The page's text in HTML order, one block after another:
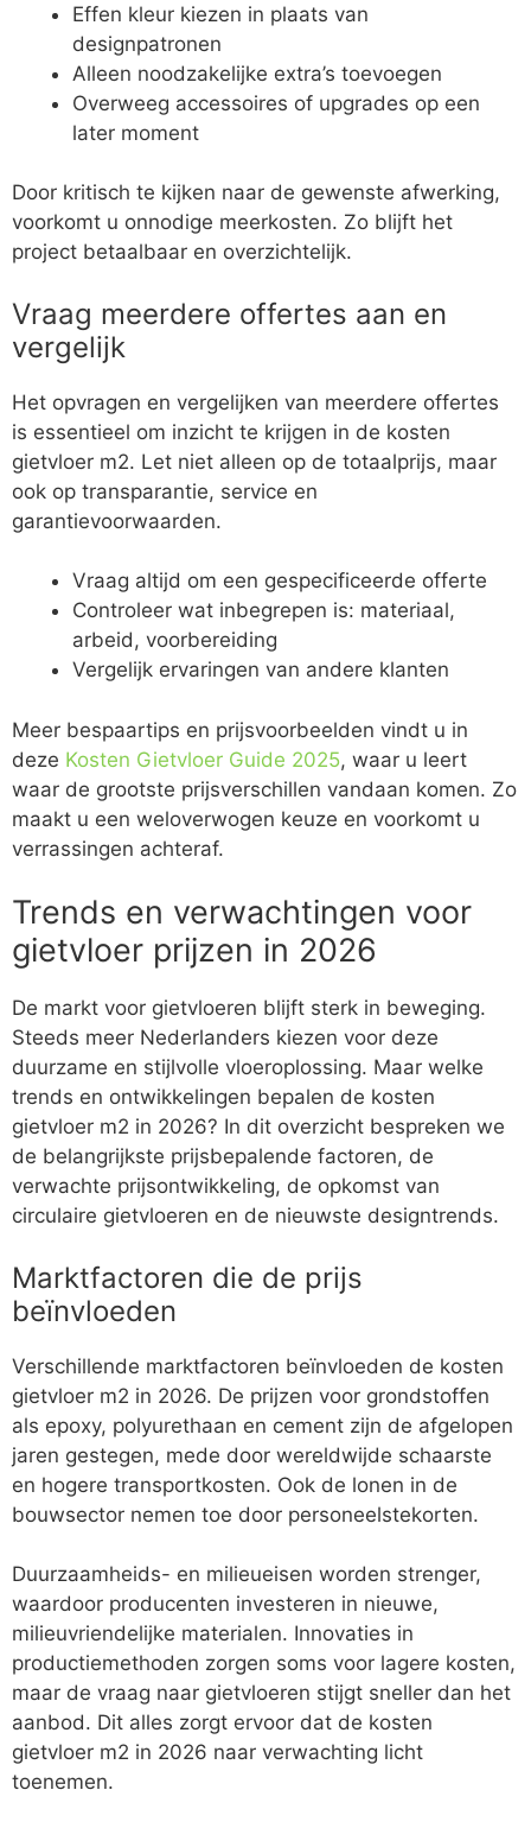
Effen kleur kiezen in plaats van
designpatronen
Alleen noodzakelijke extra’s toevoegen
Overweeg accessoires of upgrades op een
later moment
Door kritisch te kijken naar de gewenste afwerking,
voorkomt u onnodige meerkosten. Zo blijft het
project betaalbaar en overzichtelijk.
Vraag meerdere offertes aan en
vergelijk
Het opvragen en vergelijken van meerdere offertes
is essentieel om inzicht te krijgen in de kosten
gietvloer m2. Let niet alleen op de totaalprijs, maar
ook op transparantie, service en
garantievoorwaarden.
Vraag altijd om een gespecificeerde offerte
Controleer wat inbegrepen is: materiaal,
arbeid, voorbereiding
Vergelijk ervaringen van andere klanten
Meer bespaartips en prijsvoorbeelden vindt u in
deze Kosten Gietvloer Guide 2025, waar u leert
waar de grootste prijsverschillen vandaan komen. Zo
maakt u een weloverwogen keuze en voorkomt u
verrassingen achteraf.
Trends en verwachtingen voor
gietvloer prijzen in 2026
De markt voor gietvloeren blijft sterk in beweging.
Steeds meer Nederlanders kiezen voor deze
duurzame en stijlvolle vloeroplossing. Maar welke
trends en ontwikkelingen bepalen de kosten
gietvloer m2 in 2026? In dit overzicht bespreken we
de belangrijkste prijsbepalende factoren, de
verwachte prijsontwikkeling, de opkomst van
circulaire gietvloeren en de nieuwste designtrends.
Marktfactoren die de prijs
beïnvloeden
Verschillende marktfactoren beïnvloeden de kosten
gietvloer m2 in 2026. De prijzen voor grondstoffen
als epoxy, polyurethaan en cement zijn de afgelopen
jaren gestegen, mede door wereldwijde schaarste
en hogere transportkosten. Ook de lonen in de
bouwsector nemen toe door personeelstekorten.
Duurzaamheids- en milieueisen worden strenger,
waardoor producenten investeren in nieuwe,
milieuvriendelijke materialen. Innovaties in
productiemethoden zorgen soms voor lagere kosten,
maar de vraag naar gietvloeren stijgt sneller dan het
aanbod. Dit alles zorgt ervoor dat de kosten
gietvloer m2 in 2026 naar verwachting licht
toenemen.